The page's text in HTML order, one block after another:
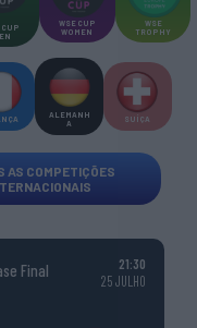
CUP
WSE CUP
WOMEN
WSE
TROPHY
ALEMANH
A
SUÍÇA
AS COMPETIÇÕES
Final
21:30
25 JULHO